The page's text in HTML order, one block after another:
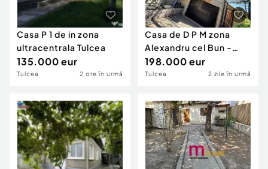
Casa P 1 de in zona
ultracentrala Tulcea
135.000 eur
Tulcea 2 ore în urmă
Casa de D P M zona
Alexandru cel Bun -
Tulcea
198.000 eur
Tulcea 2 zile în urmă